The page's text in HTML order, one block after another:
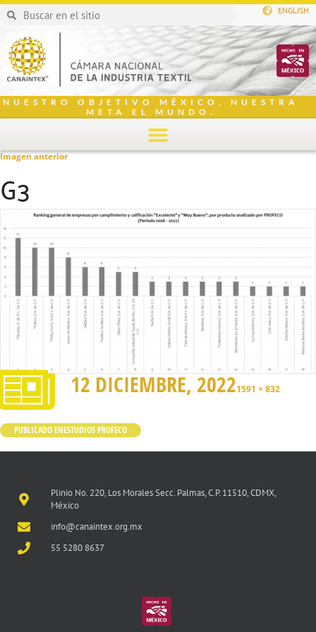
ENGLISH
NUESTRO OBJETIVO MÉXICO, NUESTRA
META EL MUNDO.
Imagen anterior
G3
12 DICIEMBRE, 20221591 × 832
PUBLICADO ENESTUDIOS PROFECO
Plinio No. 220, Los Morales Secc. Palmas, C.P. 11510, CDMX,
México
info@canaintex.org.mx
55 5280 8637